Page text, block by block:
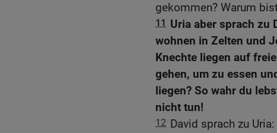
gekommen? Warum
11
Uria aber sprach zu
wohnen in Zelten und
Knechte liegen auf
gehen, um zu essen
liegen? So wahr du
nicht tun!
12 David sprach zu